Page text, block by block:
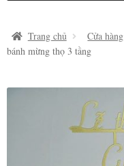
Trang chủ Cửa hàng
bánh mừng thọ 3 tầng